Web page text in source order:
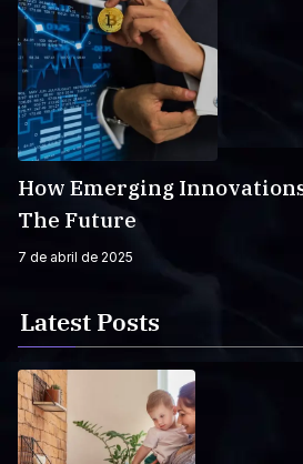
How Emerging
The Future
7 de abril de 2025
Latest Posts